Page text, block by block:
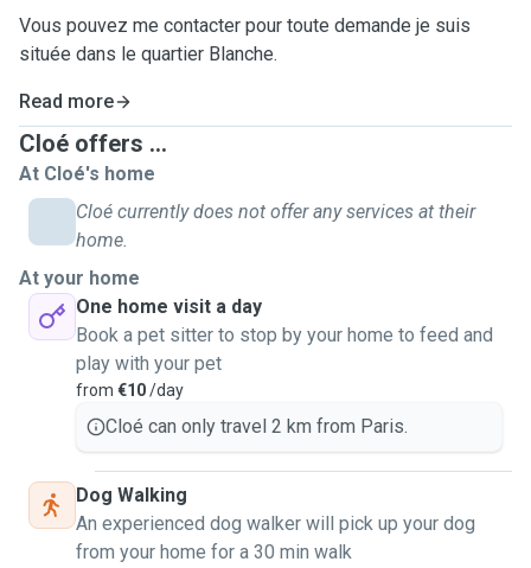
Vous pouvez me contacter pour toute demande je suis
située dans le quartier Blanche.
Read more
Cloé offers ...
At Cloé's home
Cloé currently does not offer any services at their
home.
At your home
One home visit a day
Book a pet sitter to stop by your home to feed and
play with your pet
from €10/day
Cloé can only travel 2 km from Paris.
Dog Walking
An experienced dog walker will pick up your dog
from your home for a 30 min walk